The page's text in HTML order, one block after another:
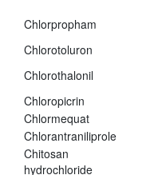
Chlorpropham
Chlorotoluron
Chlorothalonil
Chloropicrin
Chlormequat
Chlorantraniliprole
Chitosan
hydrochloride